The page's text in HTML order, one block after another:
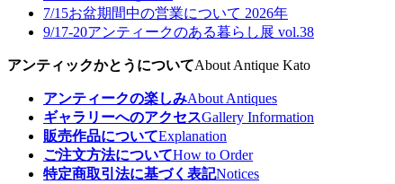
7/15お盆期間中の営業について 2026年
9/17-20アンティークのある暮らし展 vol.38
アンティックかとうについてAbout Antique Kato
アンティークの楽しみAbout Antiques
ギャラリーへのアクセスGallery Information
販売作品についてExplanation
ご注文方法についてHow to Order
特定商取引法に基づく表記Notices